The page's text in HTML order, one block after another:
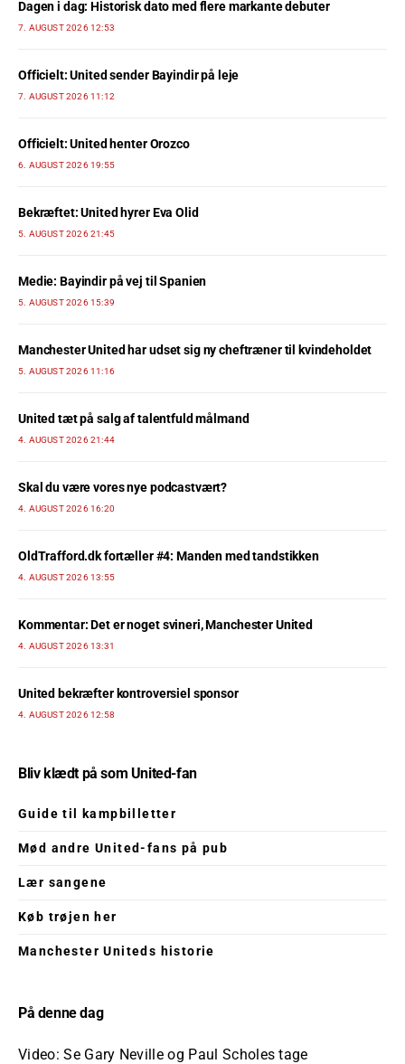
Dagen i dag: Historisk dato med flere markante debuter
7. AUGUST 2026 12:53
Officielt: United sender Bayindir på leje
7. AUGUST 2026 11:12
Officielt: United henter Orozco
6. AUGUST 2026 19:55
Bekræftet: United hyrer Eva Olid
5. AUGUST 2026 21:45
Medie: Bayindir på vej til Spanien
5. AUGUST 2026 15:39
Manchester United har udset sig ny cheftræner til kvindeholdet
5. AUGUST 2026 11:16
United tæt på salg af talentfuld målmand
4. AUGUST 2026 21:44
Skal du være vores nye podcastvært?
4. AUGUST 2026 16:20
OldTrafford.dk fortæller #4: Manden med tandstikken
4. AUGUST 2026 13:55
Kommentar: Det er noget svineri, Manchester United
4. AUGUST 2026 13:31
United bekræfter kontroversiel sponsor
4. AUGUST 2026 12:58
Bliv klædt på som United-fan
Guide til kampbilletter
Mød andre United-fans på pub
Lær sangene
Køb trøjen her
Manchester Uniteds historie
På denne dag
Video: Se Gary Neville og Paul Scholes tage